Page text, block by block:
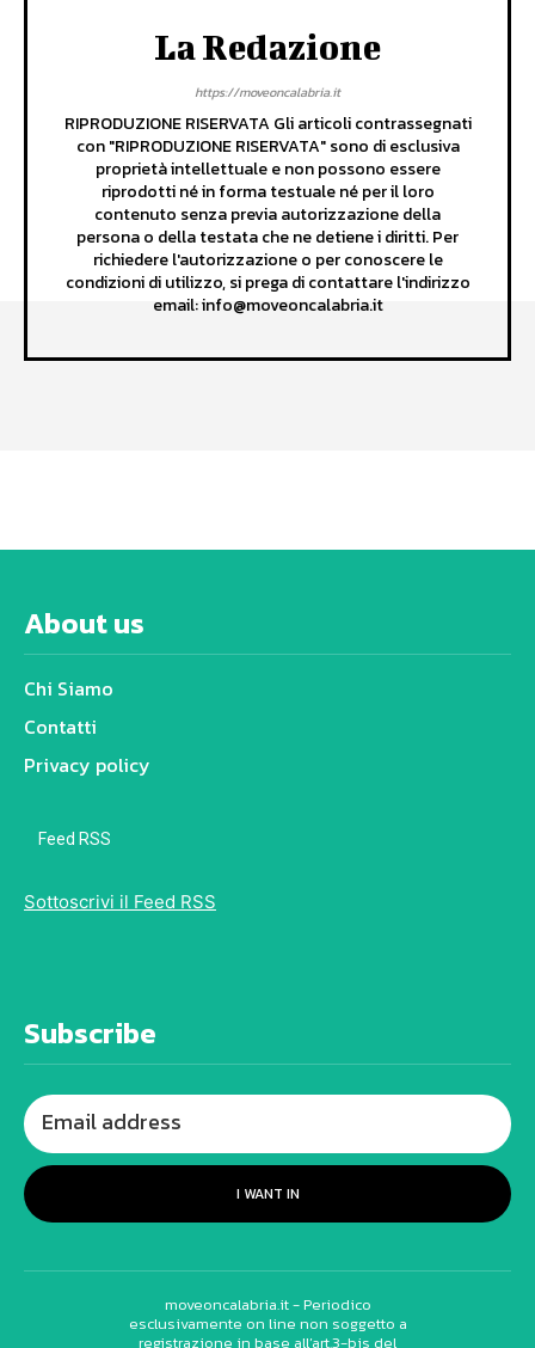
La Redazione
https://moveoncalabria.it
RIPRODUZIONE RISERVATA Gli articoli contrassegnati
con "RIPRODUZIONE RISERVATA" sono di esclusiva
proprietà intellettuale e non possono essere
riprodotti né in forma testuale né per il loro
contenuto senza previa autorizzazione della
persona o della testata che ne detiene i diritti. Per
richiedere l'autorizzazione o per conoscere le
condizioni di utilizzo, si prega di contattare l'indirizzo
email: info@moveoncalabria.it
About us
Chi Siamo
Contatti
Privacy policy
Feed RSS
Sottoscrivi il Feed RSS
Subscribe
I WANT IN
moveoncalabria.it - Periodico
esclusivamente on line non soggetto a
registrazione in base all’art.3-bis del